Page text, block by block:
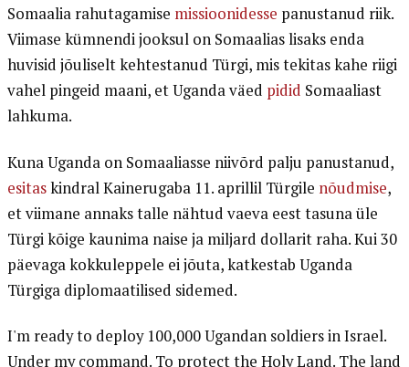
Somaalia rahutagamise missioonidesse panustanud riik.
Viimase kümnendi jooksul on Somaalias lisaks enda
huvisid jõuliselt kehtestanud Türgi, mis tekitas kahe riigi
vahel pingeid maani, et Uganda väed pidid Somaaliast
lahkuma.
Kuna Uganda on Somaaliasse niivõrd palju panustanud,
esitaskindral Kainerugaba 11. aprillil Türgile nõudmise,
et viimane annaks talle nähtud vaeva eest tasuna üle
Türgi kõige kaunima naise ja miljard dollarit raha. Kui 30
päevaga kokkuleppele ei jõuta, katkestab Uganda
Türgiga diplomaatilised sidemed.
I'm ready to deploy 100,000 Ugandan soldiers in Israel.
Under my command. To protect the Holy Land. The land